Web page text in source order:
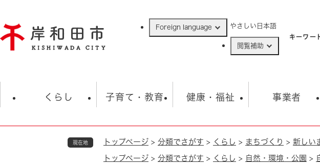
ジ
の
Foreign language やさしい日本語
閲覧補助
キーワー
くらし
住民票・戸籍
子育て・教育
学校 子育て
健康・福祉
福祉・健康・生活 生
事業者
入札・契約
観光 観光スポ
市の概要
現在地 トップページ > 分類でさがす > くらし > まちづくり > 新しい
トップページ > 分類でさがす > くらし > 自然・環境・公園 >